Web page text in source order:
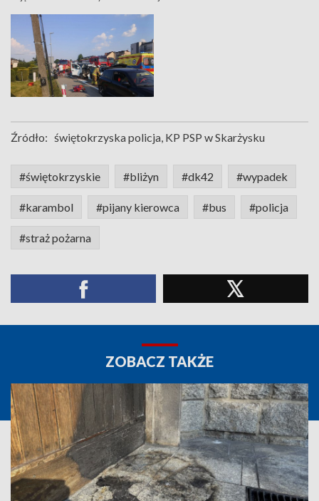
Źródło: świętokrzyska policja, KP PSP w Skarżysku
#świętokrzyskie #bliżyn #dk42 #wypadek
#karambol #pijany kierowca #bus #policja
#straż pożarna
ZOBACZ TAKŻE